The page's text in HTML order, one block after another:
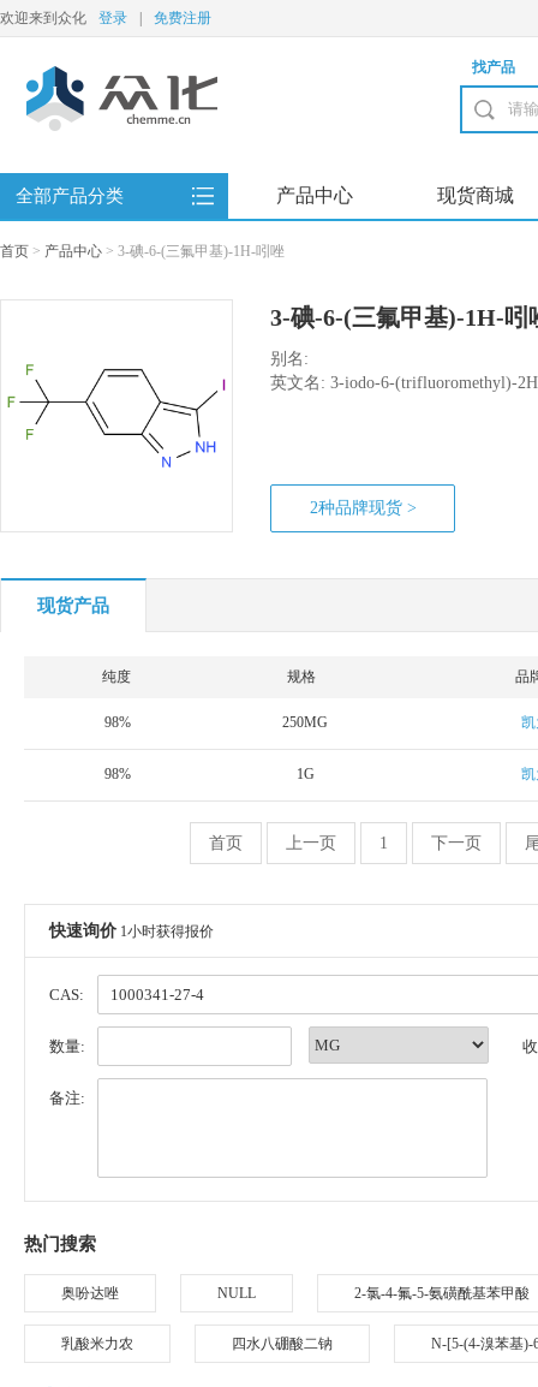
欢迎来到众化 登录 免费注册
找产品
全部产品分类 产品中心 现货商城
首页 > 产品中心 > 3-碘-6-(三氟甲基)-1H-吲唑
3-碘-6-(三氟甲基)-1H-吲
别名:
英文名: 3-iodo-6-(trifluoromethyl)-
2种品牌现货 >
现货产品
纯度 规格 品
98% 250MG
98% 1G
首页 上一页 1 下一页
快速询价 1小时获得报价
CAS:
数量:
备注:
热门搜索
奥吩达唑 NULL 2-氯-4-氟-5-氨磺酰基苯甲酸
乳酸米力农 四水八硼酸二钠 N-[5-(4-溴苯基)-